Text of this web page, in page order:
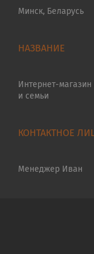
Минск, Беларусь
Интернет-
и семьи
Менеджер Иван